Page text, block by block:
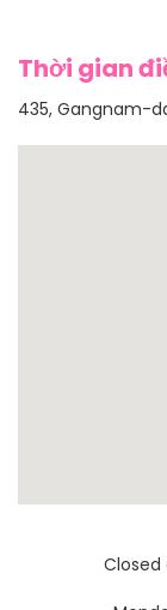
Thời gian
435, Gangnam-
Closed